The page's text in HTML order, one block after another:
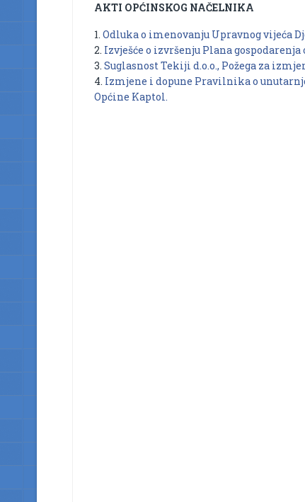
AKTI OPĆINSKOG NAČELNIKA
1. Odluka o imenovanju Upravnog vijeća
2. Izvješće o izvršenju Plana
3. Suglasnost Tekiji d.o.o., Požega za
4. Izmjene i dopune Pravilnika o
Općine Kaptol.